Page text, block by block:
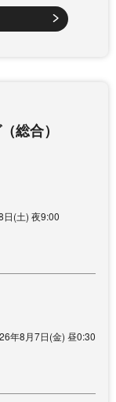
総合）
日(土) 夜9:00
年8月7日(金) 昼0:30